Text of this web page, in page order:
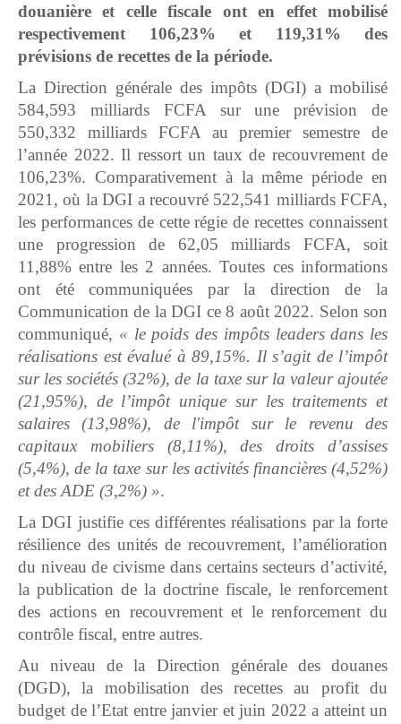
douanière et celle fiscale ont en effet mobilisé
respectivement 106,23% et 119,31% des
prévisions de recettes de la période.
La Direction générale des impôts (DGI) a mobilisé
584,593 milliards FCFA sur une prévision de
550,332 milliards FCFA au premier semestre de
l’année 2022. Il ressort un taux de recouvrement de
106,23%. Comparativement à la même période en
2021, où la DGI a recouvré 522,541 milliards FCFA,
les performances de cette régie de recettes connaissent
une progression de 62,05 milliards FCFA, soit
11,88% entre les 2 années. Toutes ces informations
ont été communiquées par la direction de la
Communication de la DGI ce 8 août 2022. Selon son
communiqué, « le poids des impôts leaders dans les
réalisations est évalué à 89,15%. Il s’agit de l’impôt
sur les sociétés (32%), de la taxe sur la valeurajoutée
(21,95%), de l’impôt unique sur lestraitements et
salaires (13,98%), de l'impôt sur le revenu des
capitaux mobiliers (8,11%),des droits d’assises
(5,4%), de la taxe sur les activités financières (4,52%)
et des ADE (3,2%) ».
La DGI justifie ces différentes réalisations par la forte
résilience des unités de recouvrement, l’amélioration
du niveau de civisme dans certains secteurs d’activité,
la publication de la doctrine fiscale, le renforcement
des actions en recouvrement et le renforcement du
contrôle fiscal, entre autres.
Au niveau de la Direction générale des douanes
(DGD), la mobilisation des recettes au profit du
budget de l’Etat entre janvier et juin 2022 a atteint un